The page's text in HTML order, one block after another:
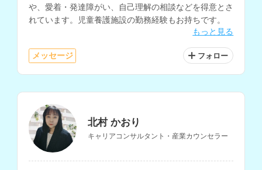
や、愛着・発達障がい、自己理解の相談などを得意とさ
れています。児童養護施設の勤務経験もお持ちです。
もっと見る
メッセージ フォロー
北村 かおり
キャリアコンサルタント・産業カウンセラー